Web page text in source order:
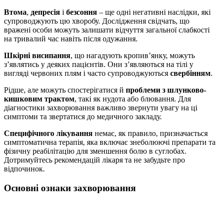
Втома, депресія і безсоння – ще одні негативні наслідки, які
супроводжують цю хворобу. Дослідження свідчать, що
вражені особи можуть залишати відчуття загальної слабкості
на тривалий час навіть після одужання.
Шкірні висипання, що нагадують кропив’янку, можуть
з’являтись у деяких пацієнтів. Они з’являються на тілі у
вигляді червоних плям і часто супроводжуються свербінням.
Рідше, але можуть спостерігатися й проблеми з шлунково-
кишковим трактом, такі як нудота або блювання. Для
діагностики захворювання важливо звернути увагу на ці
симптоми та звертатися до медичного закладу.
Специфічного лікування немає, як правило, призначається
симптоматична терапія, яка включає знеболюючі препарати та
фізичну реабілітацію для зменшення болю в суглобах.
Дотримуйтесь рекомендацій лікаря та не забудьте про
відпочинок.
Основні ознаки захворювання